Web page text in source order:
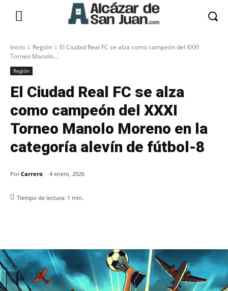
Inicio Región
El Ciudad Real FC se alza como campeón del XXXI
Torneo Manolo...
Región
El Ciudad Real FC se alza
como campeón del XXXI
Torneo Manolo Moreno en la
categoría alevín de fútbol-8
Por Carrero 4 enero, 2026
Tiempo de lectura: 1 min.